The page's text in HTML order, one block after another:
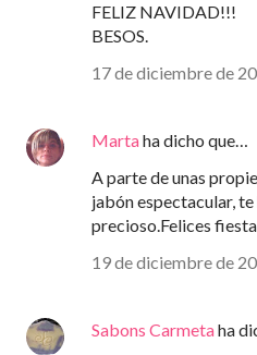
FELIZ NAVIDAD!!!
BESOS.
17 de diciembre de
Martaha dicho que…
A parte de unas
jabón espectacular, te
precioso.Felices
19 de diciembre de
Sabons Carmetaha